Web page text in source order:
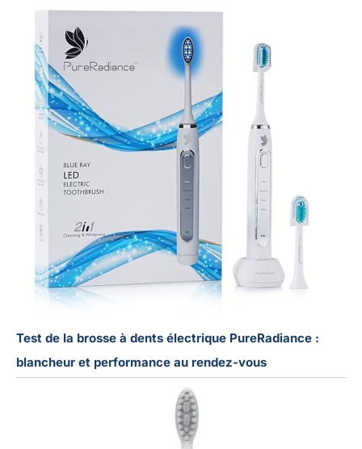
Test de la brosse à dents électrique PureRadiance :
blancheur et performance au rendez-vous